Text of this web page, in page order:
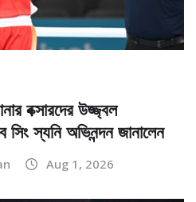
বক্সারদের উজ্জ্বল
সিং স্যনি অভিনন্দন জানালেন
Aug 1, 2026